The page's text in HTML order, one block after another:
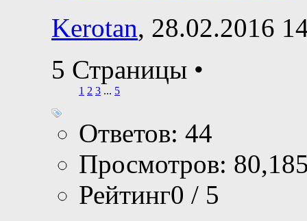
Kerotan, 28.02.2016
5 Страницы •
1 2 3 ... 5
Ответов: 44
Просмотров:
Рейтинг0 / 5